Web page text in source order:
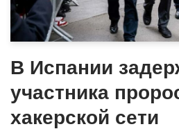
В Испании
участника
хакерской сети